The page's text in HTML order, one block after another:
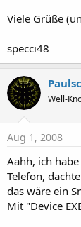
Viele Grüße
specci48
Well-
Aug 1, 2008
Aahh, ich
Telefon, dachte
das wäre ein
Mit "Device